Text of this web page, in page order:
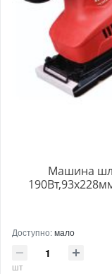
Машина
Доступно:мало
шт